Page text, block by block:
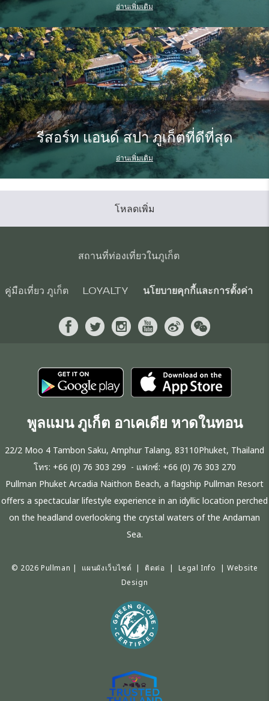
อ่านเพิ่มเติม
รีสอร์ท แอนด์ สปา ภูเก็ตที่ดีที่สุด
อ่านเพิ่มเติม
โหลดเพิ่ม
สถานที่ท่องเที่ยวในภูเก็ต
คู่มือเที่ยว ภูเก็ต LOYALTY นโยบายคุกกี้และการตั้งค่า
พูลแมน ภูเก็ต อาเคเดีย หาดในทอน
22/2 Moo 4 Tambon Saku, Amphur Talang, 83110Phuket, Thailand
โทร: +66 (0) 76 303 299 - แฟกซ์: +66 (0) 76 303 270
Pullman Phuket Arcadia Naithon Beach, a flagship Pullman Resort
offers a spectacular lifestyle experience in an idyllic location perched
on the headland overlooking the crystal waters of the Andaman
Sea.
© 2026 Pullman | แผนผังเว็บไซต์ | ติดต่อ | Legal Info |Website
Design